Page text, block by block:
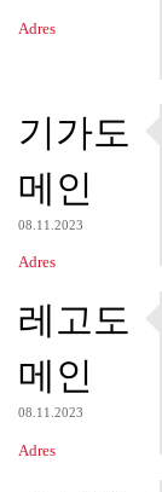
Adres
기가도
메인
08.11.2023
Adres
레고도
메인
08.11.2023
Adres